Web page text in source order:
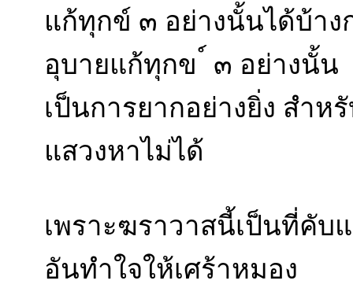
แก้ทุกข์ ๓ อย่างนั้นได้บ้าง
อุบายแก้ทุกข ์ ๓ อย่างนั้น
เป็นการยากอย่างยิ่ง สำห
แสวงหาไม่ได้
เพราะฆราวาสนี้เป็นที่คั
อันทำใจให้เศร้าหมอง